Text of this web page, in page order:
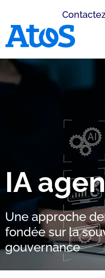
IA
Une approche
fondée sur la
gouvernance